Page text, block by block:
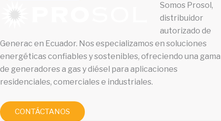
Somos Prosol,
distribuidor
autorizado de
Generac en Ecuador. Nos especializamos en soluciones
energéticas confiables y sostenibles, ofreciendo una gama
de generadores a gas y diésel para aplicaciones
residenciales, comerciales e industriales.
CONTÁCTANOS